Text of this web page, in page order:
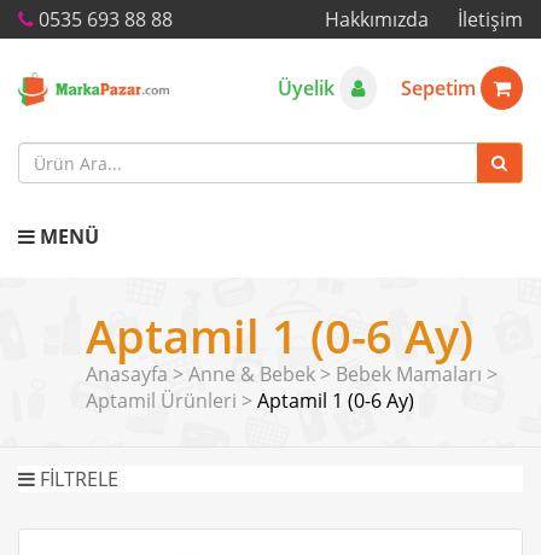
0535 693 88 88 Hakkımızda İletişim
Üyelik Sepetim
MENÜ
Aptamil 1 (0-6 Ay)
Anasayfa >Anne & Bebek > Bebek Mamaları >
Aptamil Ürünleri > Aptamil 1 (0-6 Ay)
FİLTRELE